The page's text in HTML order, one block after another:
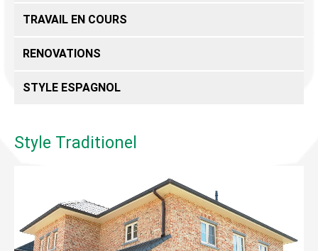
TRAVAIL EN COURS
RENOVATIONS
STYLE ESPAGNOL
Style Traditionel